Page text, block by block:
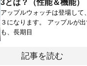
3とは？（性能＆機能）
アップルウォッチは登場して
３になります。 アップルが
も、長期目
記事を読む